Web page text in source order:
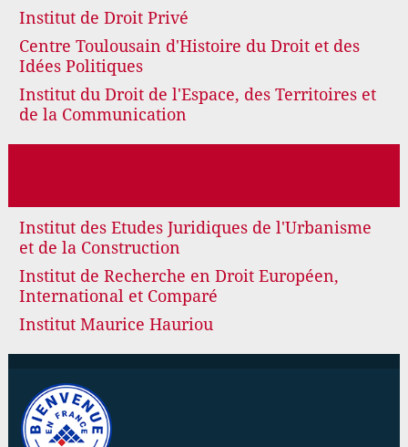
Institut de Droit Privé
Centre Toulousain d'Histoire du Droit et des
Idées Politiques
Institut du Droit de l'Espace, des Territoires et
de la Communication
Institut des Etudes Juridiques de l'Urbanisme
et de la Construction
Institut de Recherche en Droit Européen,
International et Comparé
Institut Maurice Hauriou